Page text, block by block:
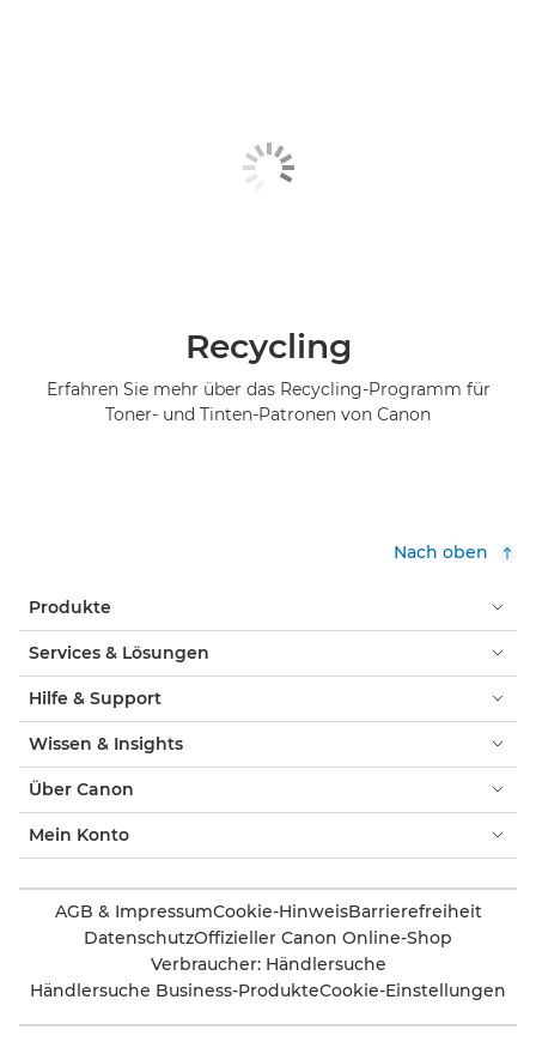
Recycling
Erfahren Sie mehr über das Recycling-Programm für
Toner- und Tinten-Patronen von Canon
Nach oben
Produkte
Services & Lösungen
Hilfe & Support
Wissen & Insights
Über Canon
Mein Konto
AGB & ImpressumCookie-HinweisBarrierefreiheit
DatenschutzOffizieller Canon Online-Shop
Verbraucher: Händlersuche
Händlersuche Business-ProdukteCookie-Einstellungen